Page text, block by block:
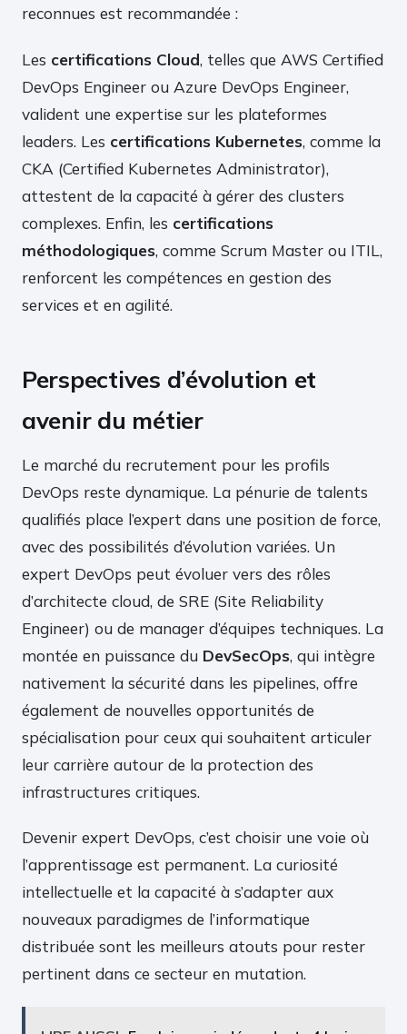
reconnues est recommandée :
Les certifications Cloud, telles que AWS Certified
DevOps Engineer ou Azure DevOps Engineer,
valident une expertise sur les plateformes
leaders. Les certifications Kubernetes, comme la
CKA (Certified Kubernetes Administrator),
attestent de la capacité à gérer des clusters
complexes. Enfin, les certifications
méthodologiques, comme Scrum Master ou ITIL,
renforcent les compétences en gestion des
services et en agilité.
Perspectives d’évolution et
avenir du métier
Le marché du recrutement pour les profils
DevOps reste dynamique. La pénurie de talents
qualifiés place l’expert dans une position de force,
avec des possibilités d’évolution variées. Un
expert DevOps peut évoluer vers des rôles
d’architecte cloud, de SRE (Site Reliability
Engineer) ou de manager d’équipes techniques. La
montée en puissance du DevSecOps, qui intègre
nativement la sécurité dans les pipelines, offre
également de nouvelles opportunités de
spécialisation pour ceux qui souhaitent articuler
leur carrière autour de la protection des
infrastructures critiques.
Devenir expert DevOps, c’est choisir une voie où
l’apprentissage est permanent. La curiosité
intellectuelle et la capacité à s’adapter aux
nouveaux paradigmes de l’informatique
distribuée sont les meilleurs atouts pour rester
pertinent dans ce secteur en mutation.